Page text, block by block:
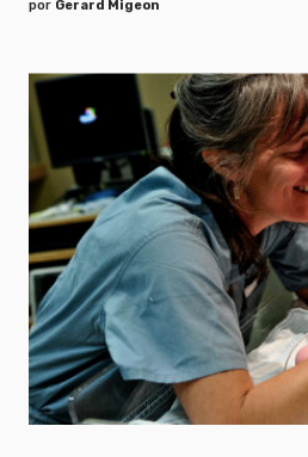
por Gerard Migeon